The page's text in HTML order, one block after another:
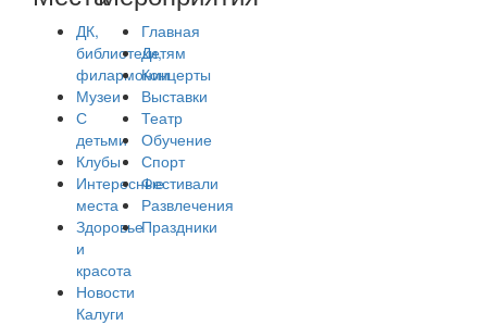
ДК,
библиотеки,
филармонии
Музеи
С
детьми
Клубы
Интересные
места
Здоровье
и
красота
Новости
Калуги
Главная
Детям
Концерты
Выставки
Театр
Обучение
Спорт
Фестивали
Развлечения
Праздники